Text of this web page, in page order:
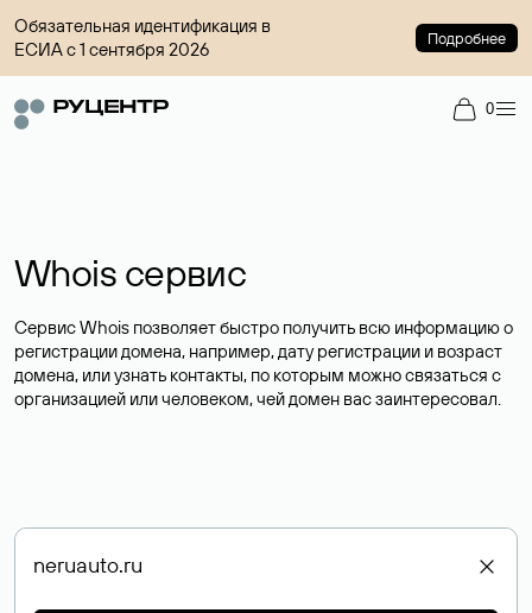
Обязательная идентификация в
ЕСИА с 1 сентября 2026
Подробнее
0
Whois сервис
Сервис Whois позволяет быстро получить всю информацию о
регистрации домена, например, дату регистрации и возраст
домена, или узнать контакты, по которым можно связаться с
организацией или человеком, чей домен вас заинтересовал.